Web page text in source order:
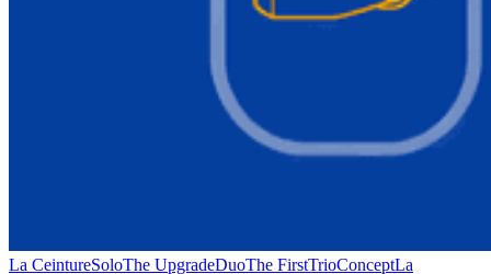
La CeintureSoloThe UpgradeDuoThe FirstTrioConceptLa